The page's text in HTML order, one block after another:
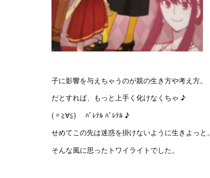
子に影響を与えちゃうのが親の生き方や考え方。
だとすれば、もっと上手く化けなくちゃ ♪
(〃≧∀≦)ゞ ﾊﾞﾚﾃﾙ ﾊﾞﾚﾃﾙ ♪
せめてこの先は迷惑を掛けないように生きよっと。
そんな風に思ったトワイライトでした。